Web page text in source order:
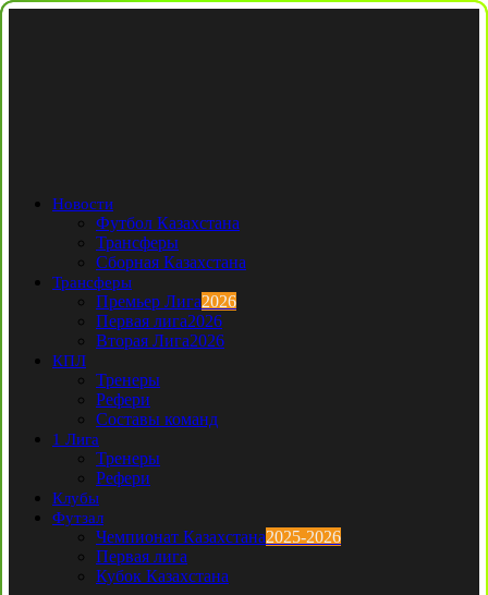
Новости
Футбол Казахстана
Трансферы
Сборная Казахстана
Трансферы
Премьер Лига2026
Первая лига2026
Вторая Лига2026
КПЛ
Тренеры
Рефери
Составы команд
1 Лига
Тренеры
Рефери
Клубы
Футзал
Чемпионат Казахстана2025-2026
Первая лига
Кубок Казахстана